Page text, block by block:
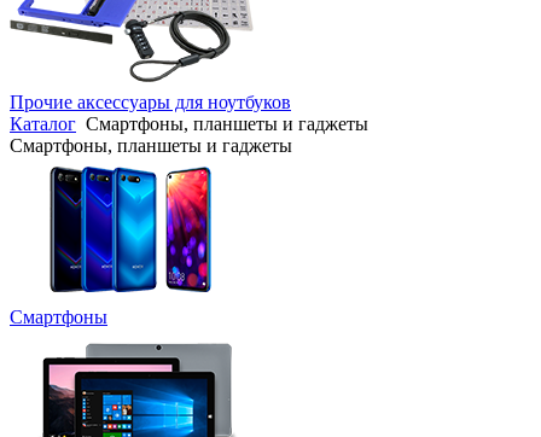
Прочие аксессуары для ноутбуков
Каталог Смартфоны, планшеты и гаджеты
Смартфоны, планшеты и гаджеты
Смартфоны